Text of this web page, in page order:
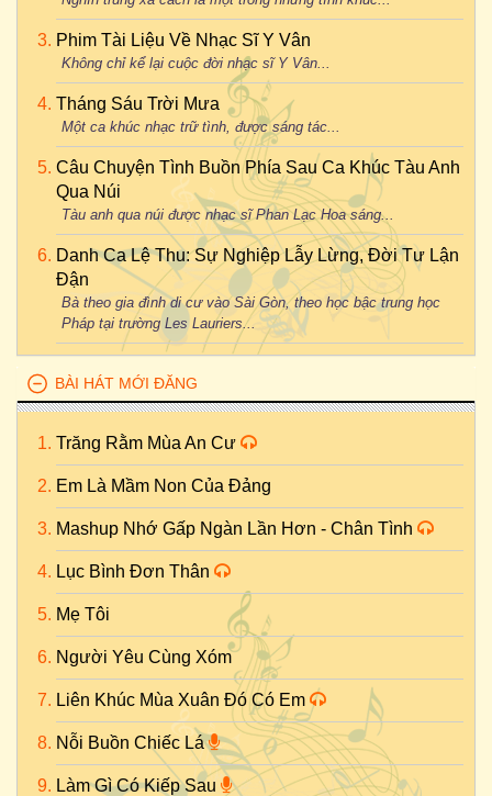
Phim Tài Liệu Về Nhạc Sĩ Y Vân
Không chỉ kể lại cuộc đời nhạc sĩ Y Vân...
Tháng Sáu Trời Mưa
Một ca khúc nhạc trữ tình, được sáng tác...
Câu Chuyện Tình Buồn Phía Sau Ca Khúc Tàu Anh
Qua Núi
Tàu anh qua núi được nhạc sĩ Phan Lạc Hoa sáng...
Danh Ca Lệ Thu: Sự Nghiệp Lẫy Lừng, Đời Tư Lận
Đận
Bà theo gia đình di cư vào Sài Gòn, theo học bậc trung học
Pháp tại trường Les Lauriers...
BÀI HÁT MỚI ĐĂNG
Trăng Rằm Mùa An Cư
Em Là Mầm Non Của Đảng
Mashup Nhớ Gấp Ngàn Lần Hơn - Chân Tình
Lục Bình Đơn Thân
Mẹ Tôi
Người Yêu Cùng Xóm
Liên Khúc Mùa Xuân Đó Có Em
Nỗi Buồn Chiếc Lá
Làm Gì Có Kiếp Sau